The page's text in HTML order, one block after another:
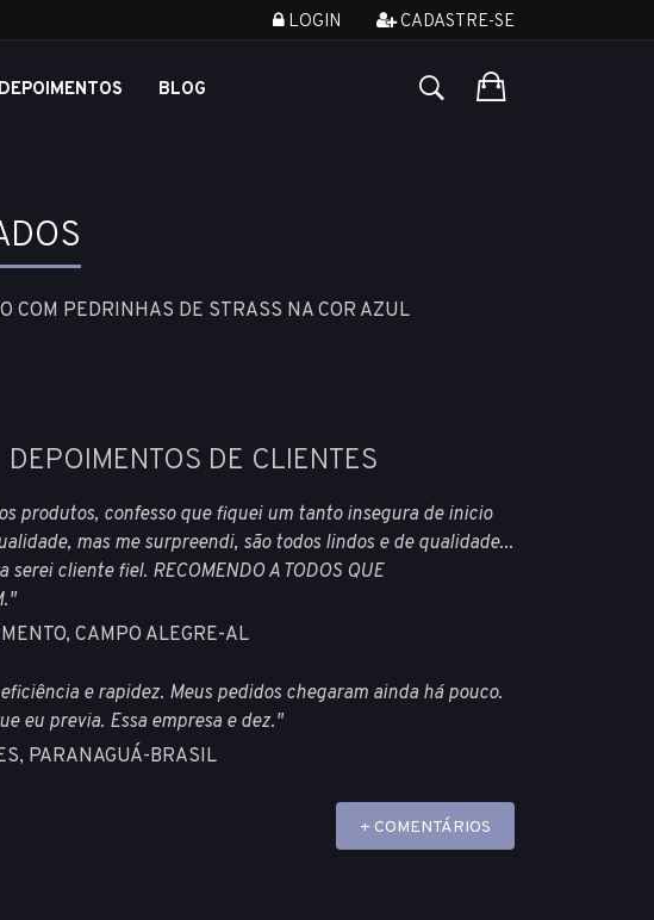
LOGIN CADASTRE-SE
DEPOIMENTOS BLOG
COM PEDRINHAS DE STRASS NA COR AZUL
DEPOIMENTOS DE CLIENTES
produtos, confesso que fiquei um tanto insegura de inicio
mas me surpreendi, são todos lindos e de qualidade...
serei cliente fiel. RECOMENDO A TODOS QUE
CAMPO ALEGRE-AL
e rapidez. Meus pedidos chegaram ainda há pouco.
eu previa. Essa empresa e dez."
PARANAGUÁ-BRASIL
+ COMENTÁRIOS